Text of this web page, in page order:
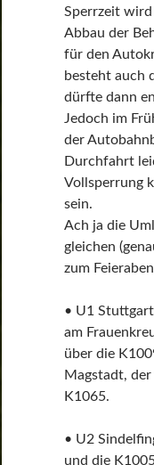
Sperrzeit wird
Abbau der
für den
besteht auch
dürfte dann
Jedoch im
der
Durchfahrt
Vollsperrung
sein.
Ach ja die
gleichen
zum
• U1
am
über die
Magstadt,
K1065.
• U2
und die